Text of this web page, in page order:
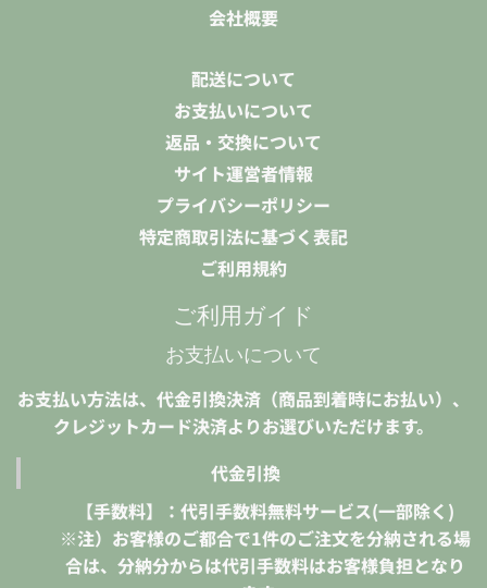
会社概要
配送について
お支払いについて
返品・交換について
サイト運営者情報
プライバシーポリシー
特定商取引法に基づく表記
ご利用規約
ご利用ガイド
お支払いについて
お支払い方法は、代金引換決済（商品到着時にお払い）、
クレジットカード決済よりお選びいただけます。
代金引換
【手数料】：代引手数料無料サービス(一部除く)
※注）お客様のご都合で1件のご注文を分納される場
合は、分納分からは代引手数料はお客様負担となり